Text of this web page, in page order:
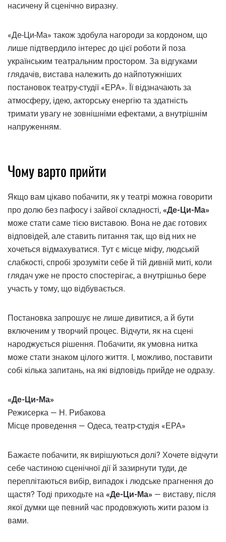
насичену й сценічно виразну.
«Де-Ци-Ма» також здобула нагороди за кордоном, що
лише підтвердило інтерес до цієї роботи й поза
українським театральним простором. За відгуками
глядачів, вистава належить до найпотужніших
постановок театру-студії «ЕРА». Її відзначають за
атмосферу, ідею, акторську енергію та здатність
тримати увагу не зовнішніми ефектами, а внутрішнім
напруженням.
Чому варто прийти
Якщо вам цікаво побачити, як у театрі можна говорити
про долю без пафосу і зайвої складності, «Де-Ци-Ма»
може стати саме тією виставою. Вона не дає готових
відповідей, але ставить питання так, що від них не
хочеться відмахуватися. Тут є місце міфу, людській
слабкості, спробі зрозуміти себе й тій дивній миті, коли
глядач уже не просто спостерігає, а внутрішньо бере
участь у тому, що відбувається.
Постановка запрошує не лише дивитися, а й бути
включеним у творчий процес. Відчути, як на сцені
народжується рішення. Побачити, як умовна нитка
може стати знаком цілого життя. І, можливо, поставити
собі кілька запитань, на які відповідь прийде не одразу.
«Де-Ци-Ма»
Режисерка — Н. Рибакова
Місце проведення — Одеса, театр-студія «ЕРА»
Бажаєте побачити, як вирішуються долі? Хочете відчути
себе частиною сценічної дії й зазирнути туди, де
переплітаються вибір, випадок і людське прагнення до
щастя? Тоді приходьте на «Де-Ци-Ма» — виставу, після
якої думки ще певний час продовжують жити разом із
вами.